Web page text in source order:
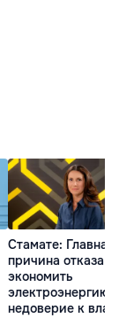
Стамате: Главная
причина отказа
экономить
электроэнергию
недоверие к